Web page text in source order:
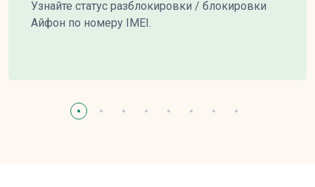
Узнайте статус разблокировки / блокировки
Айфон по номеру IMEI.